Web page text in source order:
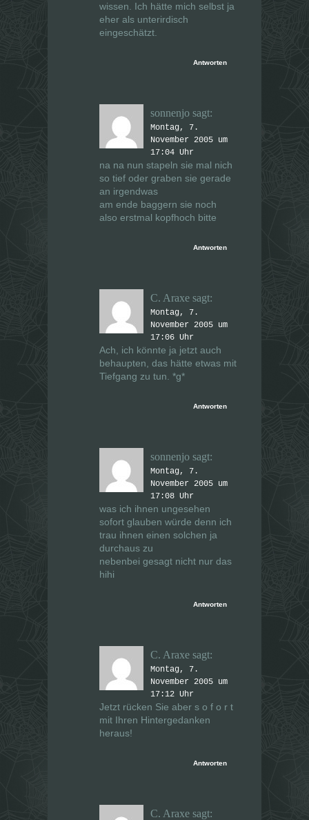
wissen. Ich hätte mich selbst ja
eher als unterirdisch
eingeschätzt.
Antworten
sonnenjo sagt:
Montag, 7.
November 2005 um
17:04 Uhr
na na nun stapeln sie mal nich
so tief oder graben sie gerade
an irgendwas
am ende baggern sie noch
also erstmal kopfhoch bitte
Antworten
C. Araxe sagt:
Montag, 7.
November 2005 um
17:06 Uhr
Ach, ich könnte ja jetzt auch
behaupten, das hätte etwas mit
Tiefgang zu tun. *g*
Antworten
sonnenjo sagt:
Montag, 7.
November 2005 um
17:08 Uhr
was ich ihnen ungesehen
sofort glauben würde denn ich
trau ihnen einen solchen ja
durchaus zu
nebenbei gesagt nicht nur das
hihi
Antworten
C. Araxe sagt:
Montag, 7.
November 2005 um
17:12 Uhr
Jetzt rücken Sie aber s o f o r t
mit Ihren Hintergedanken
heraus!
Antworten
C. Araxe sagt: